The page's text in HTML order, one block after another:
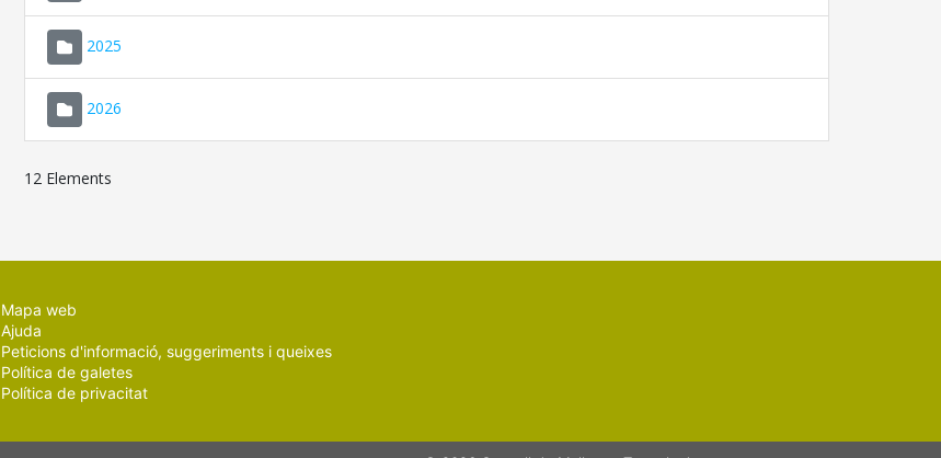
2025
2026
12 Elements
Mapa web
Ajuda
Peticions d'informació, suggeriments i queixes
Política de galetes
Política de privacitat